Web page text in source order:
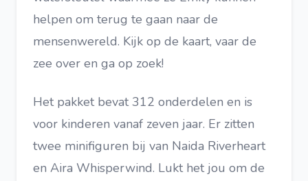
helpen om terug te gaan naar de
mensenwereld. Kijk op de kaart, vaar de
zee over en ga op zoek!
Het pakket bevat 312 onderdelen en is
voor kinderen vanaf zeven jaar. Er zitten
twee minifiguren bij van Naida Riverheart
en Aira Whisperwind. Lukt het jou om de